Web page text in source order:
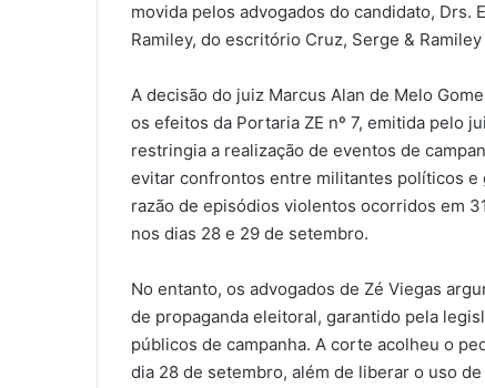
movida pelos advogados do candidato, Drs.
Ramiley, do escritório Cruz, Serge &
A decisão do juiz Marcus Alan de Melo
os efeitos da Portaria ZE nº 7, emitida pelo
restringia a realização de eventos de
evitar confrontos entre militantes políticos
razão de episódios violentos ocorridos em
nos dias 28 e 29 de setembro​​.
No entanto, os advogados de Zé Viegas
de propaganda eleitoral, garantido pela
públicos de campanha. A corte acolheu o
dia 28 de setembro, além de liberar o uso